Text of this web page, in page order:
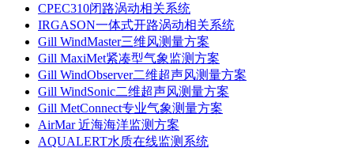
CPEC310闭路涡动相关系统
IRGASON一体式开路涡动相关系统
Gill WindMaster三维风测量方案
Gill MaxiMet紧凑型气象监测方案
Gill WindObserver二维超声风测量方案
Gill WindSonic二维超声风测量方案
Gill MetConnect专业气象测量方案
AirMar 近海海洋监测方案
AQUALERT水质在线监测系统